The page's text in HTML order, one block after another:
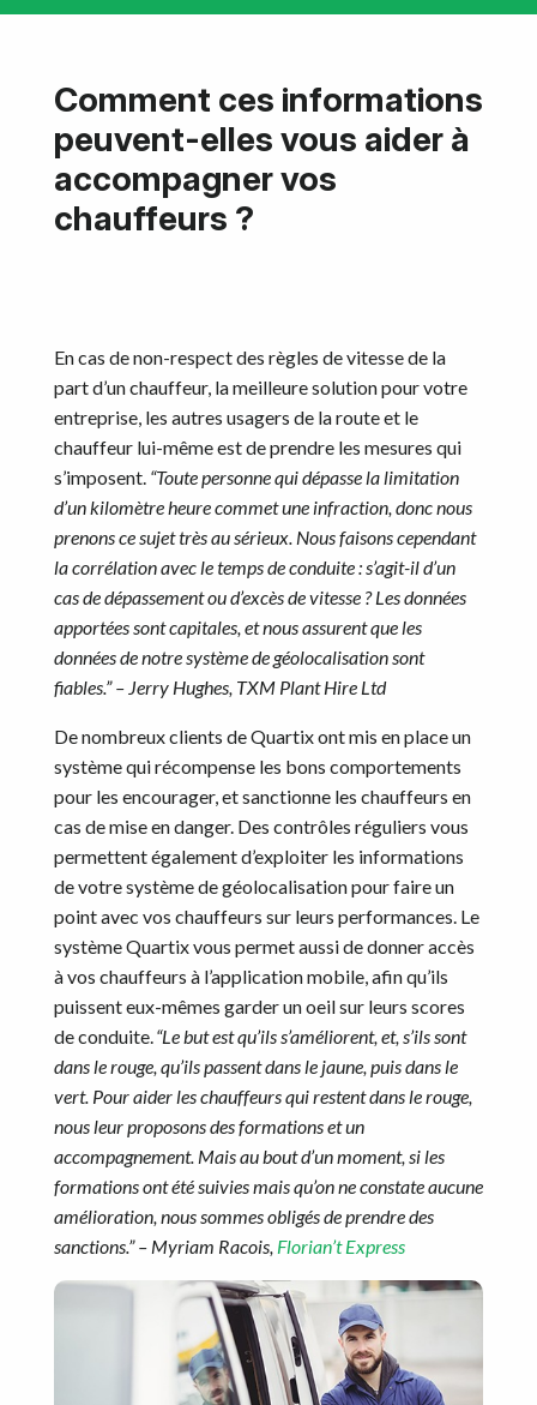
Comment ces informations
peuvent-elles vous aider à
accompagner vos
chauffeurs ?
En cas de non-respect des règles de vitesse de la
part d’un chauffeur, la meilleure solution pour votre
entreprise, les autres usagers de la route et le
chauffeur lui-même est de prendre les mesures qui
s’imposent. “Toute personne qui dépasse la limitation
d’un kilomètre heure commet une infraction, donc nous
prenons ce sujet très au sérieux. Nous faisons cependant
la corrélation avec le temps de conduite : s’agit-il d’un
cas de dépassement ou d’excès de vitesse ? Les données
apportées sont capitales, et nous assurent que les
données de notre système de géolocalisation sont
fiables.” – Jerry Hughes, TXM Plant Hire Ltd
De nombreux clients de Quartix ont mis en place un
système qui récompense les bons comportements
pour les encourager, et sanctionne les chauffeurs en
cas de mise en danger. Des contrôles réguliers vous
permettent également d’exploiter les informations
de votre système de géolocalisation pour faire un
point avec vos chauffeurs sur leurs performances. Le
système Quartix vous permet aussi de donner accès
à vos chauffeurs à l’application mobile, afin qu’ils
puissent eux-mêmes garder un oeil sur leurs scores
de conduite. “Le but est qu’ils s’améliorent, et, s’ils sont
dans le rouge, qu’ils passent dans le jaune, puis dans le
vert. Pour aider les chauffeurs qui restent dans le rouge,
nous leur proposons des formations et un
accompagnement. Mais au bout d’un moment, si les
formations ont été suivies mais qu’on ne constate aucune
amélioration, nous sommes obligés de prendre des
sanctions.” – Myriam Racois, Florian’t Express